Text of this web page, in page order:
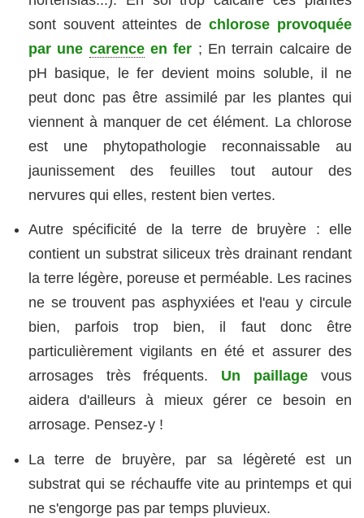
sont souvent atteintes de chlorose provoquée
par une carenceen fer ; En terrain calcaire de
pH basique, le fer devient moins soluble, il ne
peut donc pas être assimilé par les plantes qui
viennent à manquer de cet élément. La chlorose
est une phytopathologie reconnaissable au
jaunissement des feuilles tout autour des
nervures qui elles, restent bien vertes.
Autre spécificité de la terre de bruyère : elle
contient un substrat siliceux très drainant rendant
la terre légère, poreuse et perméable. Les racines
ne se trouvent pas asphyxiées et l'eau y circule
bien, parfois trop bien, il faut donc être
particulièrement vigilants en été et assurer des
arrosages très fréquents. Un paillage vous
aidera d'ailleurs à mieux gérer ce besoin en
arrosage. Pensez-y !
La terre de bruyère, par sa légèreté est un
substrat qui se réchauffe vite au printemps et qui
ne s'engorge pas par temps pluvieux.